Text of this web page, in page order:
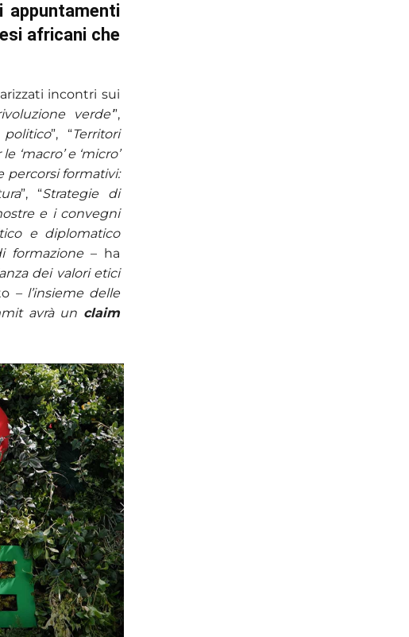
appuntamenti
africani che
incontri sui
verde’”,
”, “Territori
e ‘micro’
percorsi formativi:
”, “Strategie di
e i convegni
e diplomatico
formazione– ha
dei valori etici
– l’insieme delle
avrà un claim